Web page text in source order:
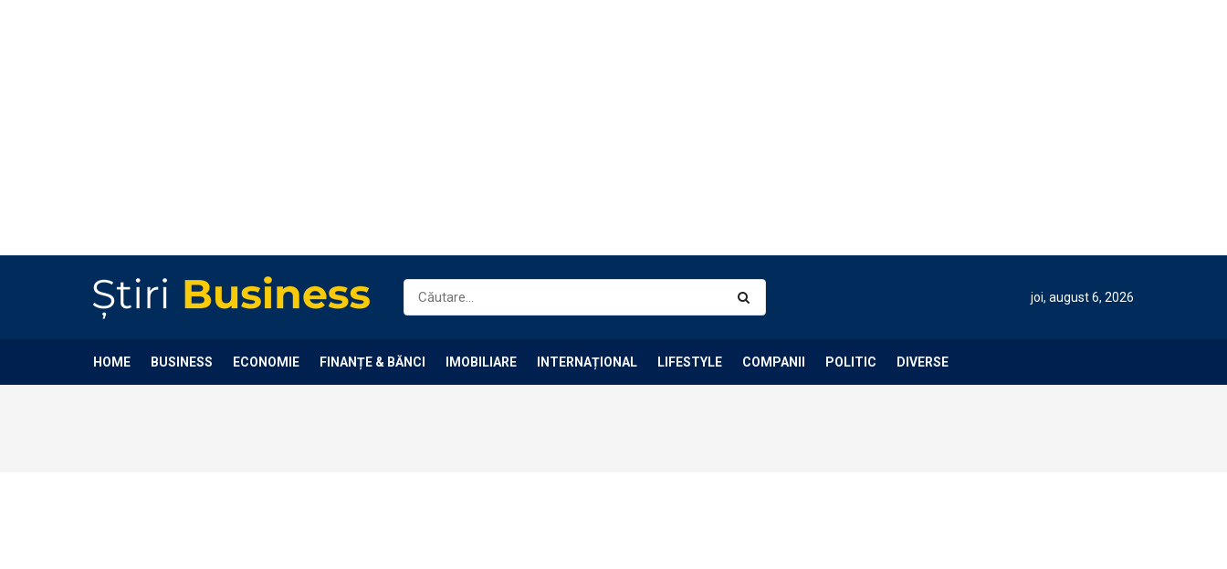
joi, august 6, 2026
HOME BUSINESS ECONOMIE FINANȚE & BĂNCI IMOBILIARE INTERNAȚIONAL LIFESTYLE COMPANII POLITIC DIVERSE